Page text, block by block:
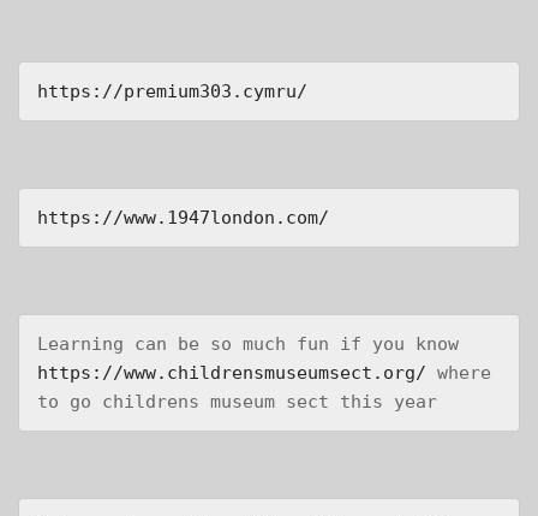
https://premium303.cymru/
https://www.1947london.com/
https://www.childrensmuseumsect.org/ where
to go childrens museum sect this year